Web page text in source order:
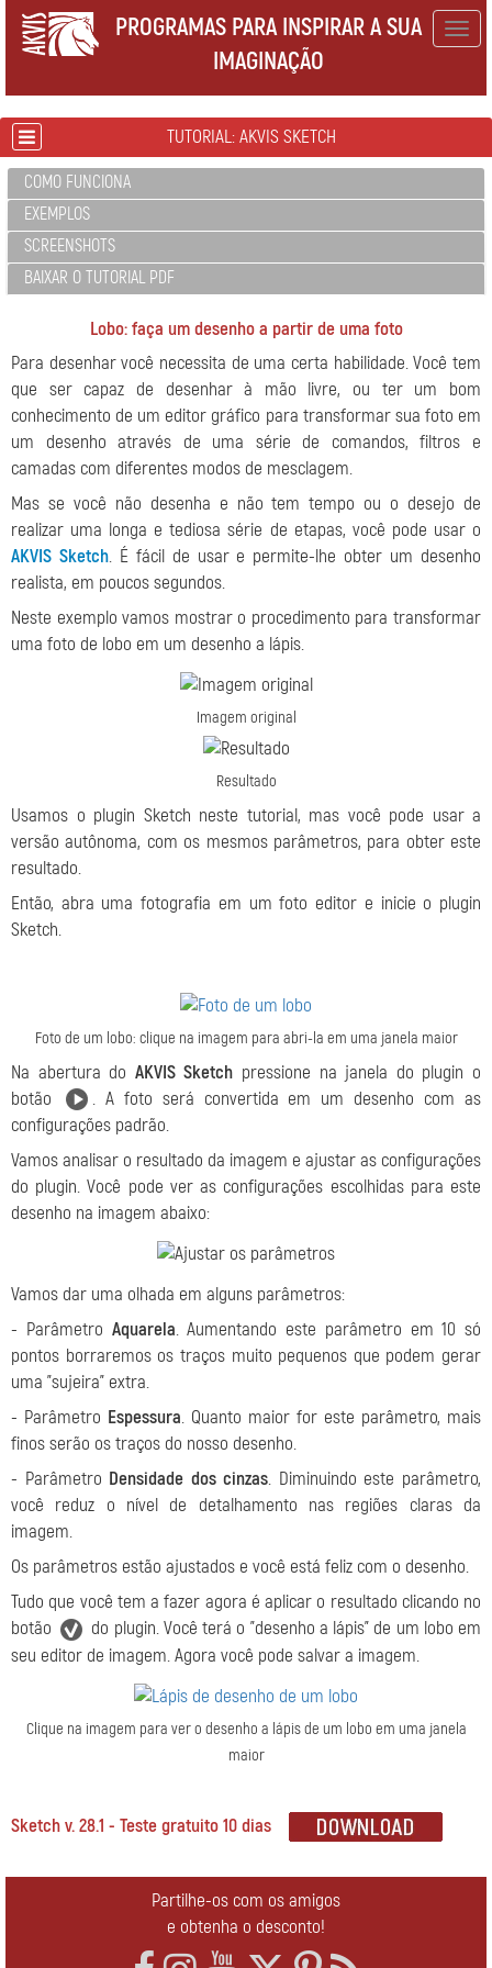
PROGRAMAS PARA INSPIRAR A SUA
IMAGINAÇÃO
TUTORIAL: AKVIS SKETCH
COMO FUNCIONA
EXEMPLOS
SCREENSHOTS
BAIXAR O TUTORIAL PDF
Lobo: faça um desenho a partir de uma foto
Para desenhar você necessita de uma certa habilidade. Você tem
que ser capaz de desenhar à mão livre, ou ter um bom
conhecimento de um editor gráfico para transformar sua foto em
um desenho através de uma série de comandos, filtros e
camadas com diferentes modos de mesclagem.
Mas se você não desenha e não tem tempo ou o desejo de
realizar uma longa e tediosa série de etapas, você pode usar o
AKVIS Sketch. É fácil de usar e permite-lhe obter um desenho
realista, em poucos segundos.
Neste exemplo vamos mostrar o procedimento para transformar
uma foto de lobo em um desenho a lápis.
Imagem original
Resultado
Usamos o plugin Sketch neste tutorial, mas você pode usar a
versão autônoma, com os mesmos parâmetros, para obter este
resultado.
Então, abra uma fotografia em um foto editor e inicie o plugin
Sketch.
Foto de um lobo: clique na imagem para abri-la em uma janela maior
Na abertura do AKVIS Sketch pressione na janela do plugin o
botão
. A foto será convertida em um desenho com as
configurações padrão.
Vamos analisar o resultado da imagem e ajustar as configurações
do plugin. Você pode ver as configurações escolhidas para este
desenho na imagem abaixo:
Vamos dar uma olhada em alguns parâmetros:
- Parâmetro Aquarela. Aumentando este parâmetro em 10 só
pontos borraremos os traços muito pequenos que podem gerar
uma "sujeira" extra.
- Parâmetro Espessura. Quanto maior for este parâmetro, mais
finos serão os traços do nosso desenho.
- Parâmetro Densidade dos cinzas. Diminuindo este parâmetro,
você reduz o nível de detalhamento nas regiões claras da
imagem.
Os parâmetros estão ajustados e você está feliz com o desenho.
Tudo que você tem a fazer agora é aplicar o resultado clicando no
botão
do plugin. Você terá o "desenho a lápis" de um lobo em
seu editor de imagem. Agora você pode salvar a imagem.
Clique na imagem para ver o desenho a lápis de um lobo em uma janela
maior
Sketch v. 28.1 - Teste gratuito 10 dias
Partilhe-os com os amigos
e obtenha o desconto!